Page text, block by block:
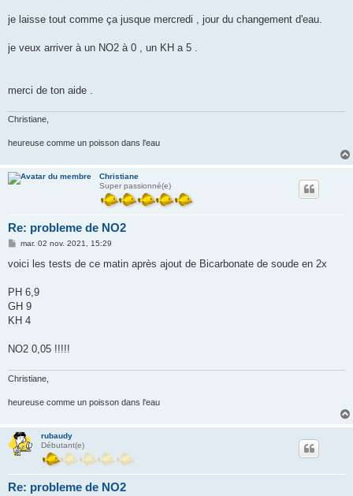
g
je laisse tout comme ça jusque mercredi , jour du changement d'eau.
je veux arriver à un NO2 à 0 , un KH a 5 .
merci de ton aide .
Christiane,
heureuse comme un poisson dans l'eau
Christiane
Super passionné(e)
Re: probleme de NO2
M
s
g
mar. 02 nov. 2021, 15:29
voici les tests de ce matin après ajout de Bicarbonate de soude en 2x
PH 6,9
GH 9
KH 4
NO2 0,05 !!!!!
Christiane,
heureuse comme un poisson dans l'eau
rubaudy
Débutant(e)
Re: probleme de NO2